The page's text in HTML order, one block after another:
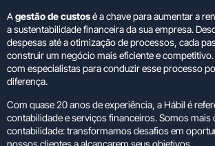
Agestão de custosé a chave para aumentar a
a sustentabilidade financeira da sua empresa.
despesas até a otimização de processos, cada
construir um negócio mais eficiente e
com especialistas para conduzir esse processo
diferença.
Com quase 20 anos de experiência, a Hábil é
contabilidade e serviços financeiros. Somos mais
contabilidade: transformamos desafios em
nossos clientes a alcançarem seus objetivos.